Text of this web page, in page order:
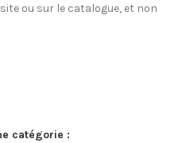
ou sur le catalogue, et non
catégorie :